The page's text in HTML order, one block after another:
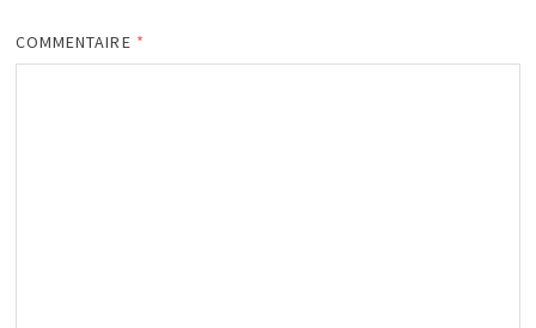
COMMENTAIRE *